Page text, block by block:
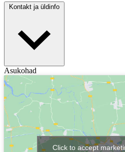
Kontakt ja üldinfo
Asukohad
Click to accept